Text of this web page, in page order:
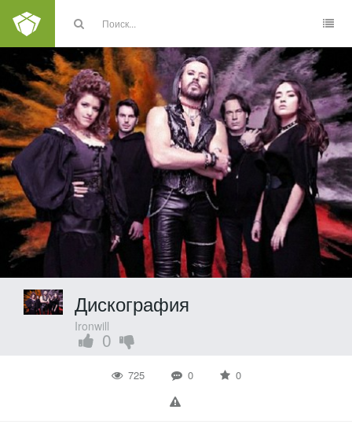
Дискография
Ironwill
0
725 0 0